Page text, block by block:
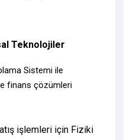
Teknolojiler
Sistemi ile
finans çözümleri
işlemleri için Fiziki